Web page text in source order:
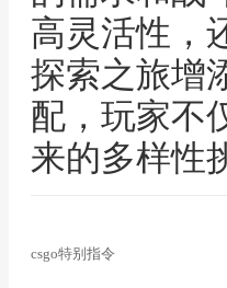
高灵活性，
探索之旅增
配，玩家不
来的多样性
csgo特别指令